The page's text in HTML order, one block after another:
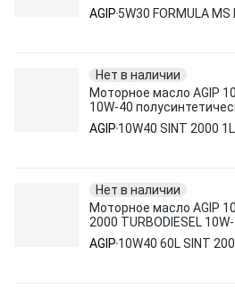
AGIP 5W30 FORMULA MS
Нет в наличии
Моторное масло AGIP
10W-40
AGIP 10W40 SINT 2000 1L
Нет в наличии
Моторное масло AGIP
2000 TURBODIESEL
полусинтетическое 60 л
AGIP 10W40 60L SINT